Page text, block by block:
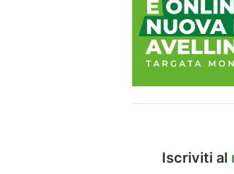
Iscriviti al